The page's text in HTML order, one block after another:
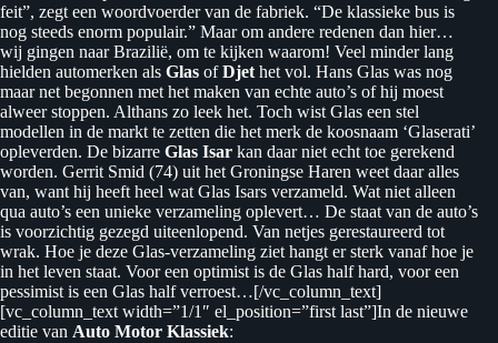
feit”, zegt een woordvoerder van de fabriek. “De klassieke bus is
nog steeds enorm populair.” Maar om andere redenen dan hier…
wij gingen naar Brazilië, om te kijken waarom! Veel minder lang
hielden automerken als Glas ofDjet het vol. Hans Glas was nog
maar net begonnen met het maken van echte auto’s of hij moest
alweer stoppen. Althans zo leek het. Toch wist Glas een stel
modellen in de markt te zetten die het merk de koosnaam ‘Glaserati’
opleverden. De bizarre Glas Isar kan daar niet echt toe gerekend
worden. Gerrit Smid (74) uit het Groningse Haren weet daar alles
van, want hij heeft heel wat Glas Isars verzameld. Wat niet alleen
qua auto’s een unieke verzameling oplevert… De staat van de auto’s
is voorzichtig gezegd uiteen­lopend. Van netjes gerestaureerd tot
wrak. Hoe je deze Glas-verzameling ziet hangt er sterk vanaf hoe je
in het leven staat. Voor een optimist is de Glas half hard, voor een
pessimist is een Glas half verroest…[/vc_column_text]
[vc_column_text width=”1/1″ el_position=”first last”]In de nieuwe
editie van Auto Motor Klassiek: